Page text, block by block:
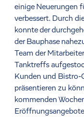
einige Neuerungen
verbessert. Durch
konnte der
der Bauphase
Team der
Tanktreffs
Kunden und Bistro-
präsentieren zu
kommenden